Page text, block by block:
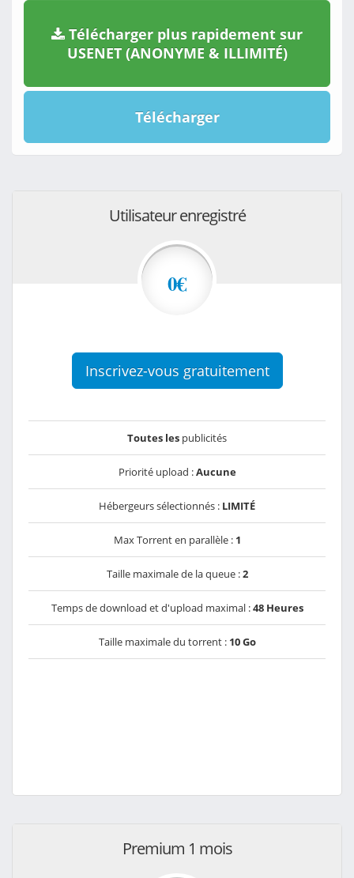
Télécharger plus rapidement sur
USENET (ANONYME & ILLIMITÉ)
Télécharger
Utilisateur enregistré
0€
Inscrivez-vous gratuitement
Toutes les publicités
Priorité upload :Aucune
Hébergeurs sélectionnés : LIMITÉ
Max Torrent en parallèle : 1
Taille maximale de la queue :2
Temps de download et d'upload maximal :48 Heures
Taille maximale du torrent : 10 Go
Premium 1 mois